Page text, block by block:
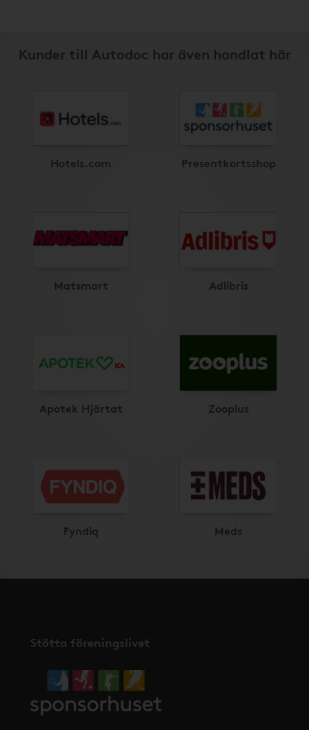
Kunder till Autodoc har även handlat här
Hotels.com Presentkortsshop
Matsmart Adlibris
Apotek Hjärtat Zooplus
Fyndiq Meds
Stötta föreningslivet